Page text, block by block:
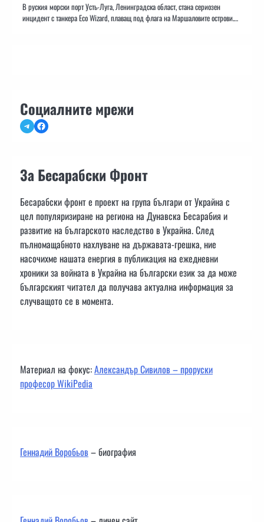
В руския морски порт Усть-Луга, Ленинградска област, стана сериозен
инцидент с танкера Eco Wizard, плаващ под флага на Маршаловите острови.…
Социалните мрежи
TelegramFacebook
За Бесарабски Фронт
Бесарабски фронт е проект на група българи от Украйна с
цел популяризиране на региона на Дунавска Бесарабия и
развитие на българското наследство в Украйна. След
пълномащабното нахлуване на държавата-грешка, ние
насочихме нашата енергия в публикация на ежедневни
хроники за войната в Украйна на български език за да може
българският читател да получава актуална информация за
случващото се в момента.
Материал на фокус:Александър Сивилов – проруски
професор WikiPedia
Геннадий Воробьов– биография